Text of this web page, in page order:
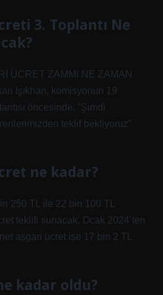
3. Toplantı Ne
ÜCRET ZAMMI NE ZAMAN
Işıkhan, komisyonun 19
öncesinde, “Şimdi
teklif bekliyoruz”
ne kadar?
250 TL ile 22 bin 100 TL
teklifi sunacak. Ocak 2024’ten
asgari ücret ise 17 bin 2 TL
kadar oldu?